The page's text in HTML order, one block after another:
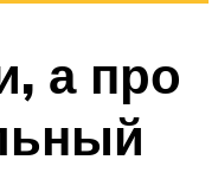
а про